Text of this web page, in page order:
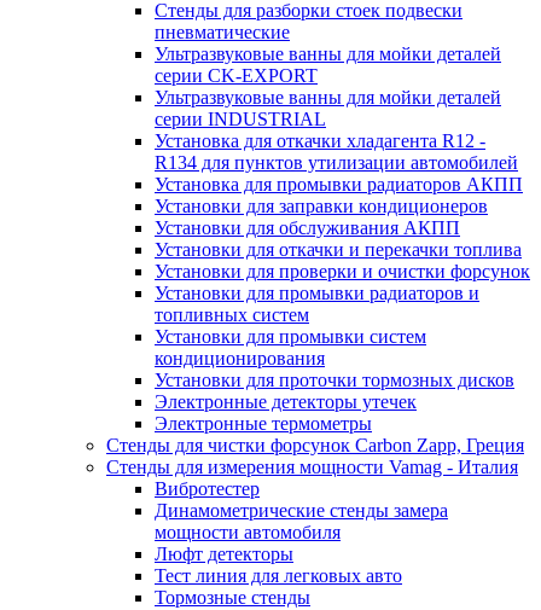
Стенды для разборки стоек подвески
пневматические
Ультразвуковые ванны для мойки деталей
серии CK-EXPORT
Ультразвуковые ванны для мойки деталей
серии INDUSTRIAL
Установка для откачки хладагента R12 -
R134 для пунктов утилизации автомобилей
Установка для промывки радиаторов АКПП
Установки для заправки кондиционеров
Установки для обслуживания АКПП
Установки для откачки и перекачки топлива
Установки для проверки и очистки форсунок
Установки для промывки радиаторов и
топливных систем
Установки для промывки систем
кондиционирования
Установки для проточки тормозных дисков
Электронные детекторы утечек
Электронные термометры
Стенды для чистки форсунок Carbon Zapp, Греция
Стенды для измерения мощности Vamag - Италия
Вибротестер
Динамометрические стенды замера
мощности автомобиля
Люфт детекторы
Тест линия для легковых авто
Тормозные стенды